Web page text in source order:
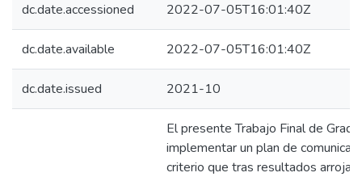
dc.date.accessioned 2022-07-05T16:01:40Z
dc.date.available 2022-07-05T16:01:40Z
dc.date.issued 2021-10
El presente Trabajo Final de
implementar un plan de
criterio que tras resultados